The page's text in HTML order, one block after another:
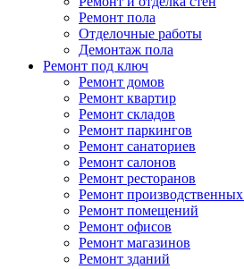
Ремонт пола
Отделочные работы
Демонтаж пола
Ремонт под ключ
Ремонт домов
Ремонт квартир
Ремонт складов
Ремонт паркингов
Ремонт санаториев
Ремонт салонов
Ремонт ресторанов
Ремонт
Ремонт помещений
Ремонт офисов
Ремонт магазинов
Ремонт зданий